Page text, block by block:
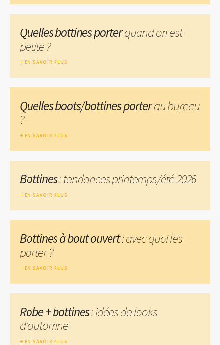
Quelles bottines porterquand on est
petite ?
EN SAVOIR PLUS
Quelles boots/bottines porterau bureau
?
EN SAVOIR PLUS
Bottines: tendances printemps/été 2026
EN SAVOIR PLUS
Bottines à bout ouvert: avec quoi les
porter ?
EN SAVOIR PLUS
Robe + bottines: idées de looks
d'automne
EN SAVOIR PLUS